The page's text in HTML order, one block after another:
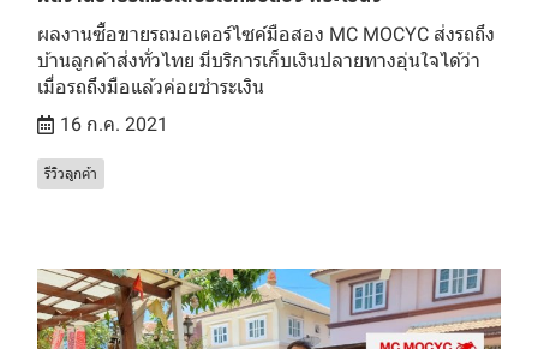
ผลงานซื้อขายรถมอเตอร์ไซค์มือสอง MC MOCYC ส่งรถถึง
บ้านลูกค้าส่งทั่วไทย มีบริการเก็บเงินปลายทางอุ่นใจได้ว่า
เมื่อรถถึงมือแล้วค่อยชำระเงิน
16 ก.ค. 2021
รีวิวลูกค้า